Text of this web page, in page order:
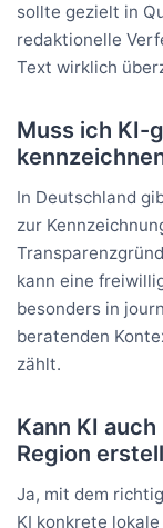
sollte gezielt in
redaktionelle
Text wirklich
Muss ich KI-
In Deutschland
zur
kann eine
besonders in
beratenden
zählt.
Kann KI
Region
Ja, mit dem
KI konkrete